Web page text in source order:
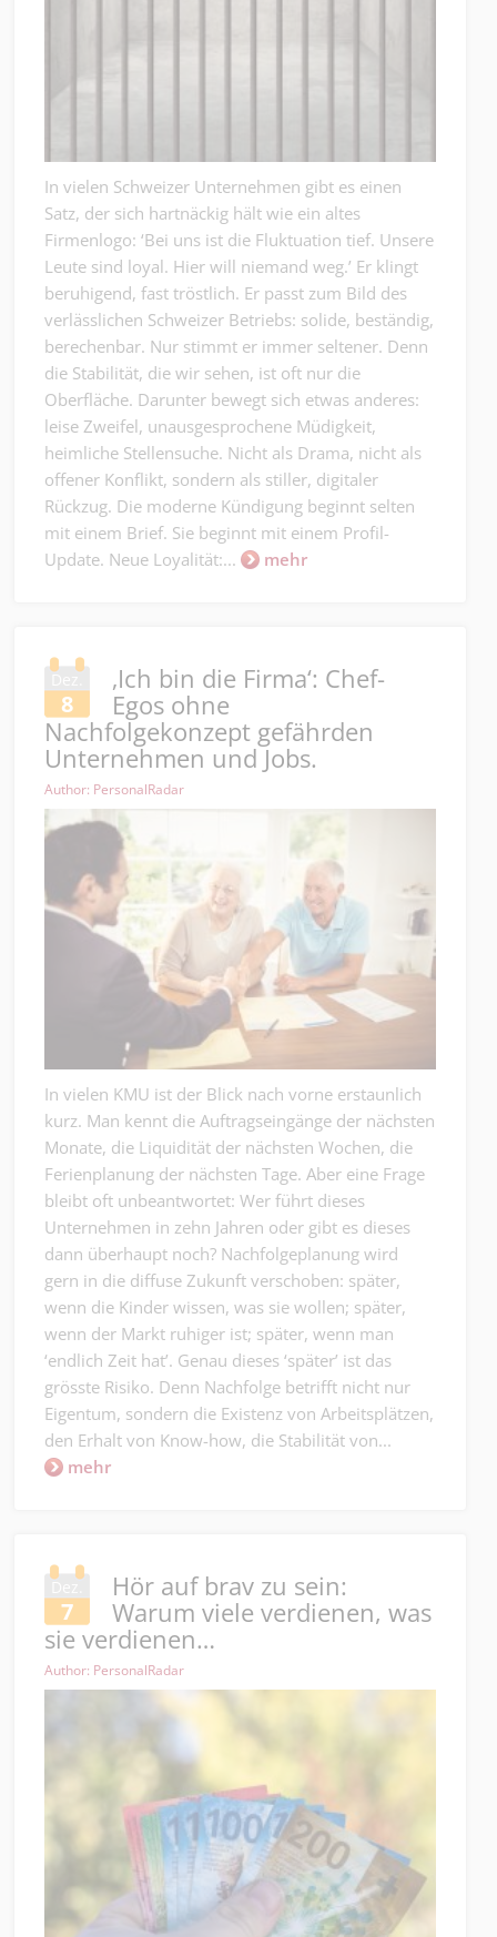
In vielen Schweizer Unternehmen gibt es einen
Satz, der sich hartnäckig hält wie ein altes
Firmenlogo: ‘Bei uns ist die Fluktuation tief. Unsere
Leute sind loyal. Hier will niemand weg.’ Er klingt
beruhigend, fast tröstlich. Er passt zum Bild des
verlässlichen Schweizer Betriebs: solide, beständig,
berechenbar. Nur stimmt er immer seltener. Denn
die Stabilität, die wir sehen, ist oft nur die
Oberfläche. Darunter bewegt sich etwas anderes:
leise Zweifel, unausgesprochene Müdigkeit,
heimliche Stellensuche. Nicht als Drama, nicht als
offener Konflikt, sondern als stiller, digitaler
Rückzug. Die moderne Kündigung beginnt selten
mit einem Brief. Sie beginnt mit einem Profil-
Update. Neue Loyalität:...
mehr
Dez.
8
‚Ich bin die Firma‘: Chef-
Egos ohne
Nachfolgekonzept gefährden
Unternehmen und Jobs.
Author: PersonalRadar
In vielen KMU ist der Blick nach vorne erstaunlich
kurz. Man kennt die Auftragseingänge der nächsten
Monate, die Liquidität der nächsten Wochen, die
Ferienplanung der nächsten Tage. Aber eine Frage
bleibt oft unbeantwortet: Wer führt dieses
Unternehmen in zehn Jahren oder gibt es dieses
dann überhaupt noch? Nachfolgeplanung wird
gern in die diffuse Zukunft verschoben: später,
wenn die Kinder wissen, was sie wollen; später,
wenn der Markt ruhiger ist; später, wenn man
‘endlich Zeit hat’. Genau dieses ‘später’ ist das
grösste Risiko. Denn Nachfolge betrifft nicht nur
Eigentum, sondern die Existenz von Arbeitsplätzen,
den Erhalt von Know-how, die Stabilität von...
mehr
Dez.
7
Hör auf brav zu sein:
Warum viele verdienen, was
sie verdienen…
Author: PersonalRadar